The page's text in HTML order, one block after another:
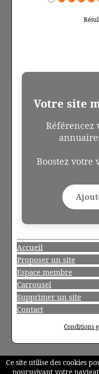
Votre site
Référencez
Boostez votre
Accueil
Proposer un site
Espace membre
Carrousel
Supprimer un site
Contact
Conditions
Ce site utilise des cookies
poursuivant votre